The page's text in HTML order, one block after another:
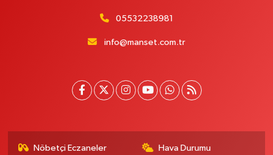
05532238981
info@manset.com.tr
Nöbetçi Eczaneler Hava Durumu